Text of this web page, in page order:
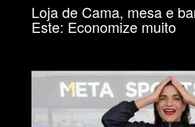
Loja de Cama, mesa e
Este: Economize muito